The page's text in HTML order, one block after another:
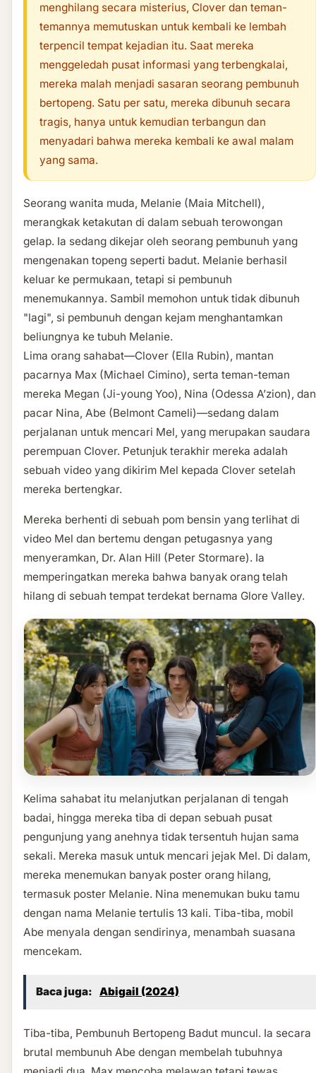
menghilang secara misterius, Clover dan teman-
temannya memutuskan untuk kembali ke lembah
terpencil tempat kejadian itu. Saat mereka
menggeledah pusat informasi yang terbengkalai,
mereka malah menjadi sasaran seorang pembunuh
bertopeng. Satu per satu, mereka dibunuh secara
tragis, hanya untuk kemudian terbangun dan
menyadari bahwa mereka kembali ke awal malam
yang sama.
Seorang wanita muda, Melanie (Maia Mitchell),
merangkak ketakutan di dalam sebuah terowongan
gelap. Ia sedang dikejar oleh seorang pembunuh yang
mengenakan topeng seperti badut. Melanie berhasil
keluar ke permukaan, tetapi si pembunuh
menemukannya. Sambil memohon untuk tidak dibunuh
"lagi", si pembunuh dengan kejam menghantamkan
beliungnya ke tubuh Melanie.
Lima orang sahabat—Clover (Ella Rubin), mantan
pacarnya Max (Michael Cimino), serta teman-teman
mereka Megan (Ji-young Yoo), Nina (Odessa A’zion), dan
pacar Nina, Abe (Belmont Cameli)—sedang dalam
perjalanan untuk mencari Mel, yang merupakan saudara
perempuan Clover. Petunjuk terakhir mereka adalah
sebuah video yang dikirim Mel kepada Clover setelah
mereka bertengkar.
Mereka berhenti di sebuah pom bensin yang terlihat di
video Mel dan bertemu dengan petugasnya yang
menyeramkan, Dr. Alan Hill (Peter Stormare). Ia
memperingatkan mereka bahwa banyak orang telah
hilang di sebuah tempat terdekat bernama Glore Valley.
Kelima sahabat itu melanjutkan perjalanan di tengah
badai, hingga mereka tiba di depan sebuah pusat
pengunjung yang anehnya tidak tersentuh hujan sama
sekali. Mereka masuk untuk mencari jejak Mel. Di dalam,
mereka menemukan banyak poster orang hilang,
termasuk poster Melanie. Nina menemukan buku tamu
dengan nama Melanie tertulis 13 kali. Tiba-tiba, mobil
Abe menyala dengan sendirinya, menambah suasana
mencekam.
Baca juga: Abigail (2024)
Tiba-tiba, Pembunuh Bertopeng Badut muncul. Ia secara
brutal membunuh Abe dengan membelah tubuhnya